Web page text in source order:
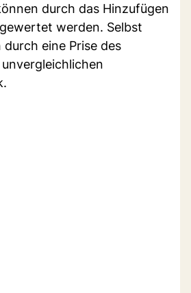
durch das Hinzufügen
werden. Selbst
eine Prise des